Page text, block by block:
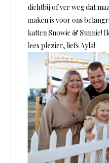
dichtbij of ver weg dat
maken is voor ons
katten Snowie & Sunnie!
lees plezier, liefs Ayla!